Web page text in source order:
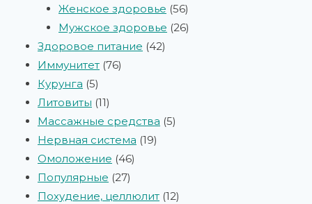
Женское здоровье 56
Мужское здоровье 26
Здоровое питание 42
Иммунитет 76
Курунга 5
Литовиты 11
Массажные средства 5
Нервная система 19
Омоложение 46
Популярные 27
Похудение, целлюлит 12